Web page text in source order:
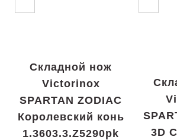
Складной нож
Victorinox
SPARTAN ZODIAC
Королевский конь
1.3603.3.Z5290pk
3D